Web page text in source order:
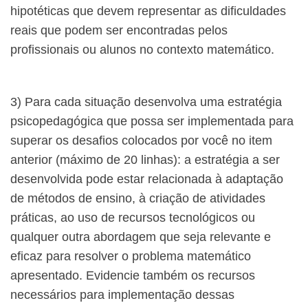
hipotéticas que devem representar as dificuldades
reais que podem ser encontradas pelos
profissionais ou alunos no contexto matemático.
3) Para cada situação desenvolva uma estratégia
psicopedagógica que possa ser implementada para
superar os desafios colocados por você no item
anterior (máximo de 20 linhas): a estratégia a ser
desenvolvida pode estar relacionada à adaptação
de métodos de ensino, à criação de atividades
práticas, ao uso de recursos tecnológicos ou
qualquer outra abordagem que seja relevante e
eficaz para resolver o problema matemático
apresentado. Evidencie também os recursos
necessários para implementação dessas